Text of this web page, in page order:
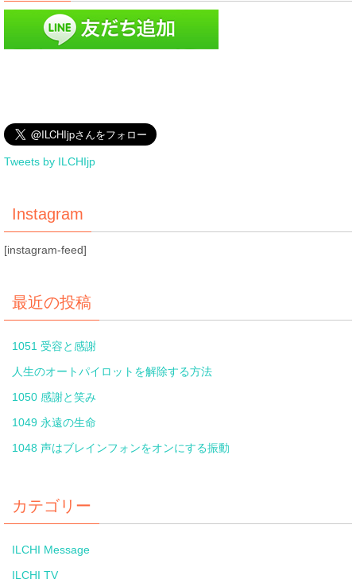
Tweets by ILCHIjp
Instagram
[instagram-feed]
最近の投稿
1051 受容と感謝
人生のオートパイロットを解除する方法
1050 感謝と笑み
1049 永遠の生命
1048 声はブレインフォンをオンにする振動
カテゴリー
ILCHI Message
ILCHI TV